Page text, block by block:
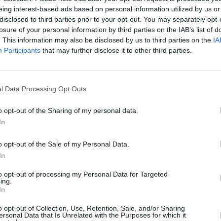
interest-based ads based on personal information utilized by us
to third parties prior to your opt-out. You may separately
of your personal information by third parties on the IAB’s list of
This information may also be disclosed by us to third parties on the
Participants that may further disclose it to other third parties.
Data Processing Opt Outs
opt-out of the Sharing of my personal data.
opt-out of the Sale of my Personal Data.
opt-out of processing my Personal Data for Targeted
opt-out of Collection, Use, Retention, Sale, and/or Sharing
Data that Is Unrelated with the Purposes for which it
ευρώ και φτάνει έως τα 600.000 ευρώ.
ενώ διαφοροποιήσεις προκύπτουν και με βάση
μελέτη, οι πιο δραστήριοι επενδυτικά είναι οι
από τις χώρες αυτές, έχουν επενδυτικό
του εξοχικού τους για το διάστημα που δεν το
εξ αυτών, κυρίως οι Ολλανδοί, δε διστάζουν να το
διαπιστώσουν ότι μπορούν να έχουν και σημαντικό
Βρετανία στρέφονται κυρίως στην ίδια χρήση,
στην Ελλάδα, μέσω του προγράμματος «Χρυσή
του ελάχιστου ύψους επένδυσης από τα 250.000 στα
στην ηπειρωτική χώρα και όχι σε κάποιο νησί, όπου το